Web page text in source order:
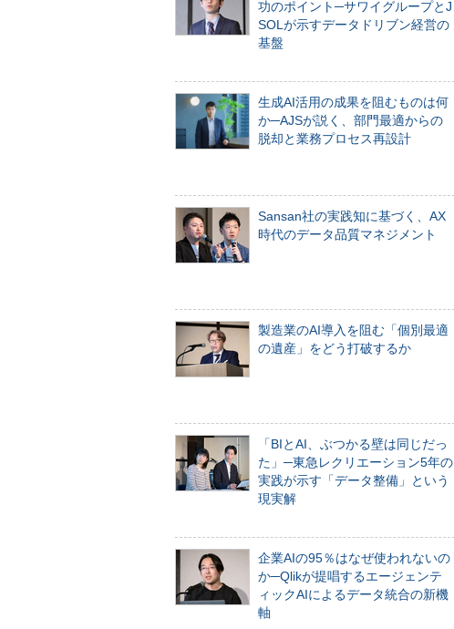
功のポイント─サワイグループとJ
SOLが示すデータドリブン経営の
基盤
生成AI活用の成果を阻むものは何
か─AJSが説く、部門最適からの
脱却と業務プロセス再設計
Sansan社の実践知に基づく、AX
時代のデータ品質マネジメント
製造業のAI導入を阻む「個別最適
の遺産」をどう打破するか
「BIとAI、ぶつかる壁は同じだっ
た」─東急レクリエーション5年の
実践が示す「データ整備」という
現実解
企業AIの95％はなぜ使われないの
か─Qlikが提唱するエージェンテ
ィックAIによるデータ統合の新機
軸